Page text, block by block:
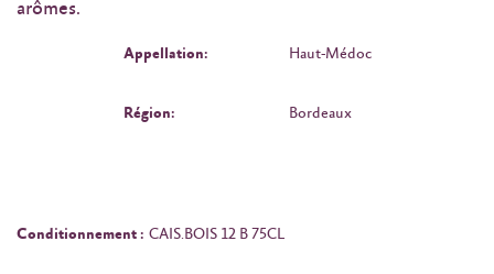
arômes.
Appellation: Haut-Médoc
Région: Bordeaux
Conditionnement : CAIS.BOIS 12 B 75CL